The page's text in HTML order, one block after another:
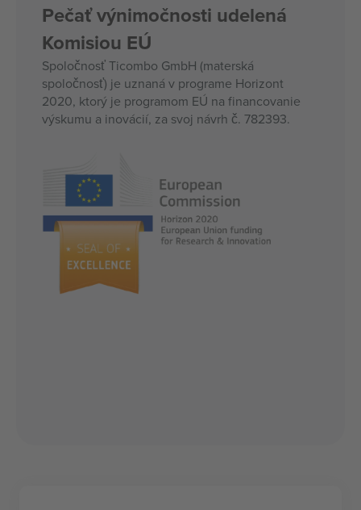
Pečať výnimočnosti udelená
Komisiou EÚ
Spoločnosť Ticombo GmbH (materská
spoločnosť) je uznaná v programe Horizont
2020, ktorý je programom EÚ na financovanie
výskumu a inovácií, za svoj návrh č. 782393.